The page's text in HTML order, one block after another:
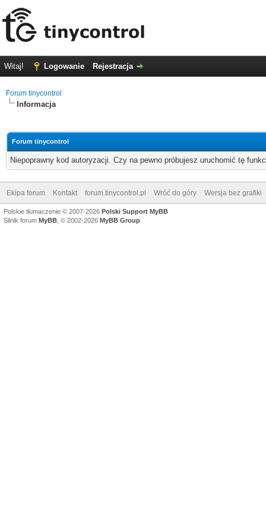
Witaj! Logowanie Rejestracja
Forum tinycontrol
Informacja
Forum tinycontrol
Niepoprawny kod autoryzacji. Czy na pewno próbujesz uruchomić tę
Ekipa forum Kontakt forum.tinycontrol.pl Wróć do góry Wersja bez grafiki
Polskie tłumaczenie © 2007-2026 Polski Support MyBB
Silnik forum MyBB , © 2002-2026 MyBB Group